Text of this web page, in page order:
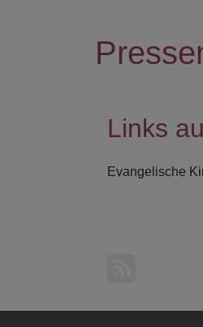
Links
Evangelische